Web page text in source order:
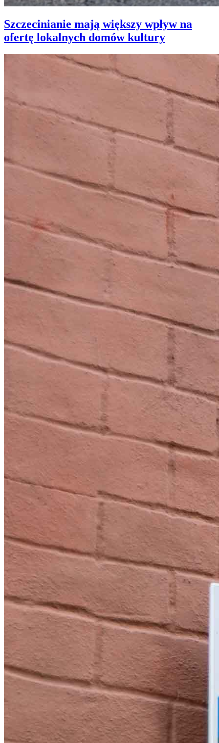
Szczecinianie mają większy wpływ na
ofertę lokalnych domów kultury